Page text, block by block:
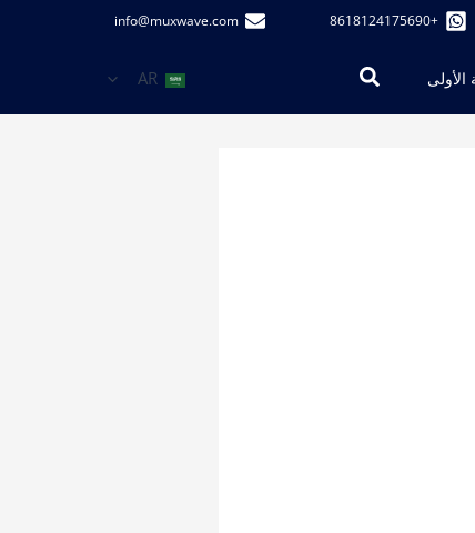
+8618124175690
info@muxwave.com
البحث AR